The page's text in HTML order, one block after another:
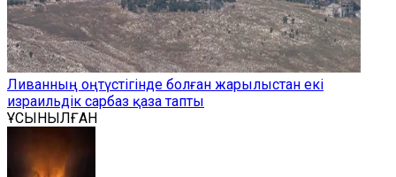
Ливанның оңтүстігінде болған жарылыстан екі
израильдік сарбаз қаза тапты
ҰСЫНЫЛҒАН